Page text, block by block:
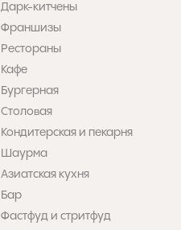
Дарк-китчены
Франшизы
Рестораны
Кафе
Бургерная
Столовая
Кондитерская и пекарня
Шаурма
Азиатская кухня
Бар
Фастфуд и стритфуд